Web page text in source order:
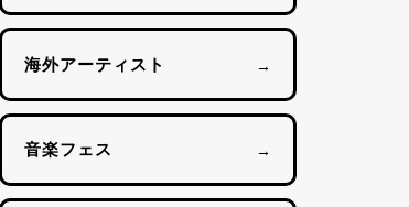
海外アーティスト →
音楽フェス →